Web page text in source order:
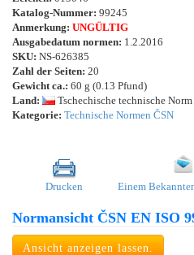
Katalog-Nummer: 99245
Anmerkung: UNGÜLTIG
Ausgabedatum normen: 1.2.2016
SKU: NS-626385
Zahl der Seiten: 20
Gewicht ca.: 60 g (0.13 Pfund)
Land:
Tschechische technische Norm
Kategorie: Technische Normen ČSN
Drucken Einem
Normansicht ČSN EN ISO
Ansicht anzeigen lassen.